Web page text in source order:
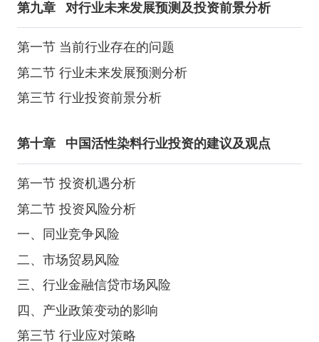
第九章 对行业未来发展预测及投资前景分析
第一节 当前行业存在的问题
第二节 行业未来发展预测分析
第三节 行业投资前景分析
第十章 中国活性染料行业投资的建议及观点
第一节 投资机遇分析
第二节 投资风险分析
一、同业竞争风险
二、市场贸易风险
三、行业金融信贷市场风险
四、产业政策变动的影响
第三节 行业应对策略